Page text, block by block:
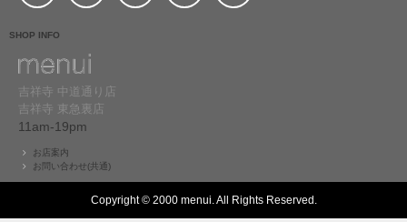
SHOP INFO
吉祥寺 中道通り店
吉祥寺 東急裏店
11am-19pm
お店案内
お問い合わせ(共通)
Copyright © 2000 menui. All Rights Reserved.